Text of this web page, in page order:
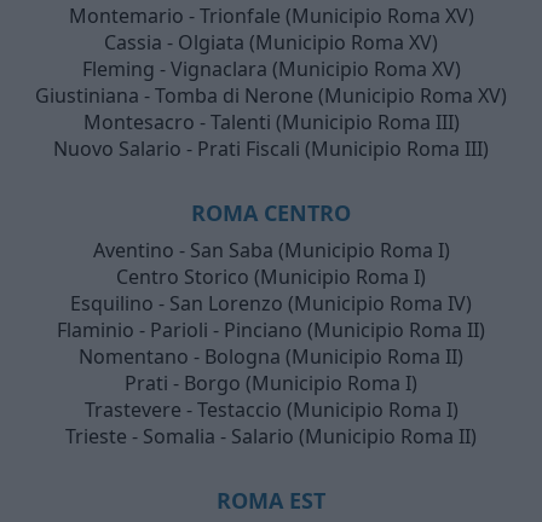
Montemario - Trionfale (Municipio Roma XV)
Cassia - Olgiata (Municipio Roma XV)
Fleming - Vignaclara (Municipio Roma XV)
Giustiniana - Tomba di Nerone (Municipio Roma XV)
Montesacro - Talenti (Municipio Roma III)
Nuovo Salario - Prati Fiscali (Municipio Roma III)
ROMA CENTRO
Aventino - San Saba (Municipio Roma I)
Centro Storico (Municipio Roma I)
Esquilino - San Lorenzo (Municipio Roma IV)
Flaminio - Parioli - Pinciano (Municipio Roma II)
Nomentano - Bologna (Municipio Roma II)
Prati - Borgo (Municipio Roma I)
Trastevere - Testaccio (Municipio Roma I)
Trieste - Somalia - Salario (Municipio Roma II)
ROMA EST